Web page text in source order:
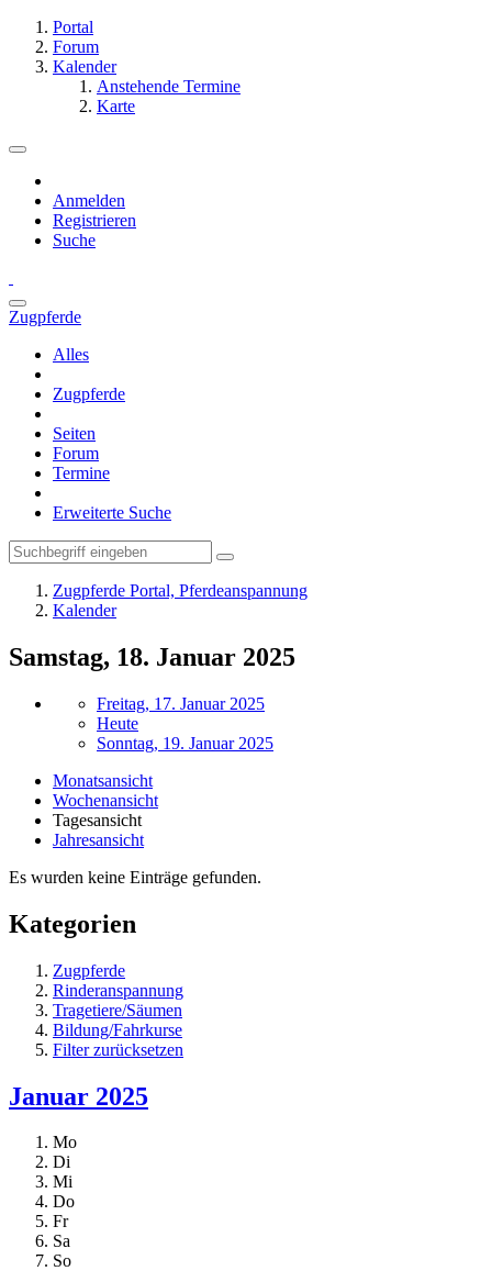
Portal
Forum
Kalender
Anstehende Termine
Karte
Anmelden
Registrieren
Suche
Zugpferde
Alles
Zugpferde
Seiten
Forum
Termine
Erweiterte Suche
Zugpferde Portal, Pferdeanspannung
Kalender
Samstag, 18. Januar 2025
Freitag, 17. Januar 2025
Heute
Sonntag, 19. Januar 2025
Monatsansicht
Wochenansicht
Tagesansicht
Jahresansicht
Es wurden keine Einträge gefunden.
Kategorien
Zugpferde
Rinderanspannung
Tragetiere/Säumen
Bildung/Fahrkurse
Filter zurücksetzen
Januar 2025
Mo
Di
Mi
Do
Fr
Sa
So